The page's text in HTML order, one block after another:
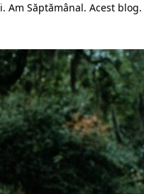
Săptămânal. Acest